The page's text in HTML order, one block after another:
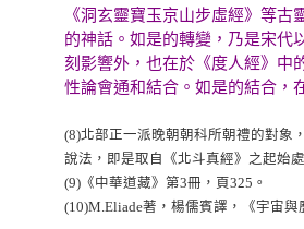
《洞玄靈寶玉京山步虛經》等
的神話。如是的轉變，乃是宋代
刻影響外，也在於《度人經》中
性論會通和結合。如是的結合，
(8)北部正一派晚朝朝科所朝禮的對象
說法，即是取自《北斗真經》之起始
(9) 《中華道藏》第3冊，頁325。
(10)M.Eliade著，楊儒賓譯，《宇宙